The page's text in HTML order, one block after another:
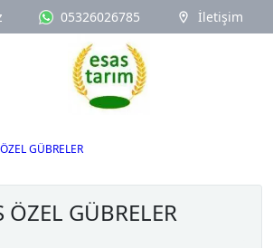
05326026785 İletişim
Logo
GÜBRELER
ÖZEL GÜBRELER